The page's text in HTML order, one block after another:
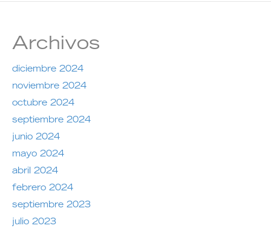
Archivos
diciembre 2024
noviembre 2024
octubre 2024
septiembre 2024
junio 2024
mayo 2024
abril 2024
febrero 2024
septiembre 2023
julio 2023